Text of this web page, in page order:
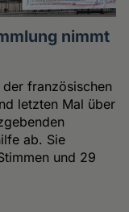
nimmt
französischen
letzten Mal über
ab. Sie
und 29